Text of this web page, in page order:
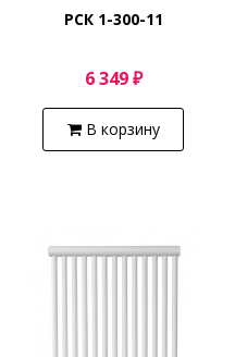
РСК 1-300-11
6 349 ₽
В корзину